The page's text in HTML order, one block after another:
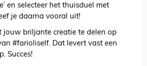
en selecteer het thuisduel met
je daarna vooral uit!
jouw briljante creatie te delen op
#farioliself. Dat levert vast een
Succes!